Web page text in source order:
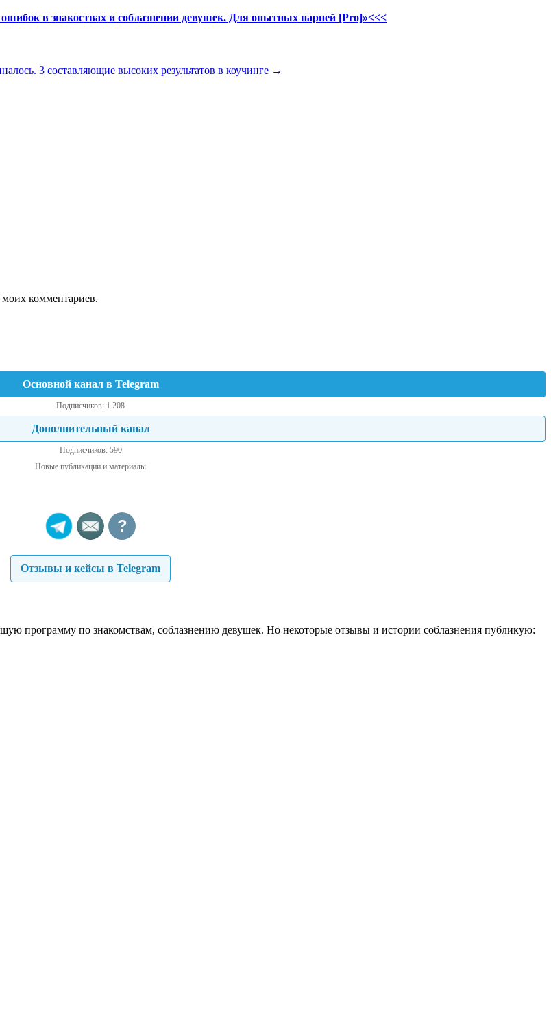
ошибок в знакоствах и соблазнении девушек. Для опытных парней [Pro]»<<<
3 составляющие высоких результатов в коучинге →
комментариев.
Основной канал в Telegram
Подписчиков: 1 208
Дополнительный канал
Подписчиков: 590
Новые публикации и материалы
?
Отзывы и кейсы в Telegram
программу по знакомствам, соблазнению девушек. Но некоторые отзывы и истории соблазнения публикую: